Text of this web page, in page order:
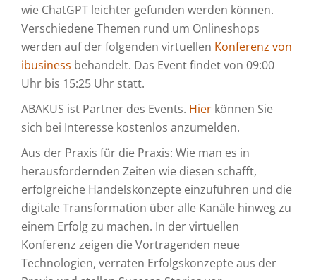
wie ChatGPT leichter gefunden werden können.
Verschiedene Themen rund um Onlineshops
werden auf der folgenden virtuellen Konferenz von
ibusiness behandelt. Das Event findet von 09:00
Uhr bis 15:25 Uhr statt.
ABAKUS ist Partner des Events. Hier können Sie
sich bei Interesse kostenlos anzumelden.
Aus der Praxis für die Praxis: Wie man es in
herausfordernden Zeiten wie diesen schafft,
erfolgreiche Handelskonzepte einzuführen und die
digitale Transformation über alle Kanäle hinweg zu
einem Erfolg zu machen. In der virtuellen
Konferenz zeigen die Vortragenden neue
Technologien, verraten Erfolgskonzepte aus der